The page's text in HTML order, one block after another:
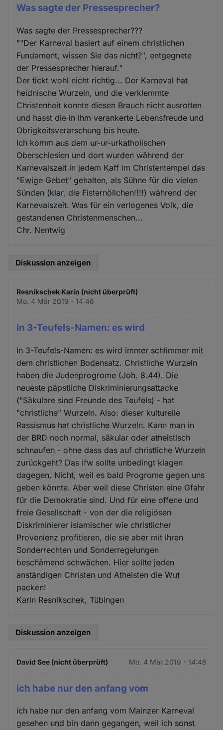
Was sagte der Pressesprecher?
Was sagte der Pressesprecher???
""Der Karneval basiert auf einem christlichen
Fundament, wissen Sie das nicht?", entgegnete
der Pressesprecher hierauf."
Der tickt wohl nicht richtig... Der Karneval hat
heidnische Wurzeln, und die verklemmte
Christenheit konnte diesen Brauch nicht ausrotten
und hasst die in ihm verankerte Lebensfreude und
Obrigkeitsverarschung bis heute.
Ich komm aus dem ur-ur-urkatholischen
Oberschlesien und dort wurden während der
Karnevalszeit in jedem Kaff im Christentempel das
"Ewige Gebet" gehalten, als Sühne für die vielen
Sünden (klar, die Fisternöllchen!!!!) während der
Karnevalszeit. Was für ein verlogenes Volk, die
gestandenen Christenmenschen...
Chr. Nentwig
Diskussion anzeigen
Resnikschek Karin (nicht überprüft)
Mo. 4 Mär 2019 - 14:46
In 3-Teufels-Namen: es wird
In 3-Teufels-Namen: es wird immer schlimmer mit
dem christlichen Bodensatz. Christliche Wurzeln
haben die Judenprogrome (Joh. 8.44). Die
neueste päpstliche Diskriminierungsattacke
("Säkulare sind Freunde des Teufels) - hat
"christliche" Wurzeln. Also: dieser kulturelle
Rassismus hat christliche Wurzeln. Kann man in
der BRD noch normal, säkular oder atheistisch
schnaufen - ohne dass das auf christliche Wurzeln
zurückgeht? Das ifw sollte unbedingt klagen
dagegen. Nicht, weil es bald Progrome gegen uns
geben könnte. Aber weil diese Christen eine Gfahr
für die Demokratie sind. Und für eine offene und
freie Gesellschaft - von der die religiösen
Diskriminierer islamischer wie christlicher
Provenienz profitieren, die sie aber mit ihren
Sonderrechten und Sonderregelungen
beschämend schwächen. Hier sollte jeden
anständigen Christen und Atheisten die Wut
packen!
Karin Resnikschek, Tübingen
Diskussion anzeigen
David See (nicht überprüft) Mo. 4 Mär 2019 - 14:48
ich habe nur den anfang vom
ich habe nur den anfang vom Mainzer Karneval
gesehen und bin dann gegangen, weil ich sonst